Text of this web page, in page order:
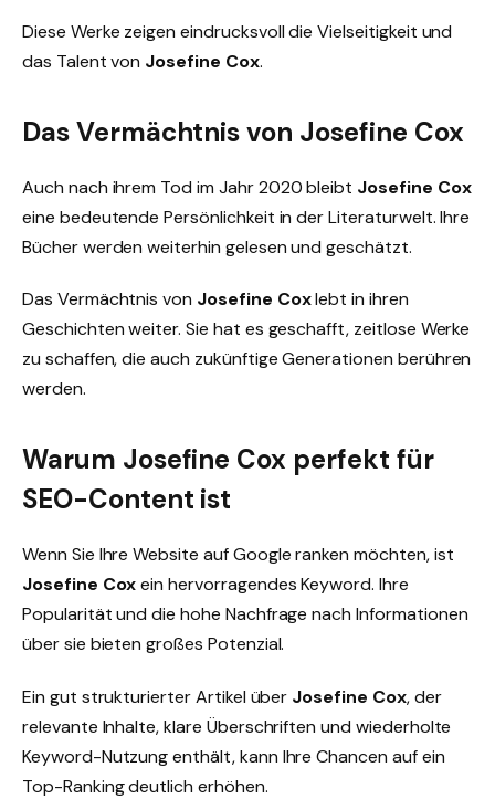
Diese Werke zeigen eindrucksvoll die Vielseitigkeit und
das Talent von Josefine Cox.
Das Vermächtnis von Josefine Cox
Auch nach ihrem Tod im Jahr 2020 bleibt Josefine Cox
eine bedeutende Persönlichkeit in der Literaturwelt. Ihre
Bücher werden weiterhin gelesen und geschätzt.
Das Vermächtnis von Josefine Coxlebt in ihren
Geschichten weiter. Sie hat es geschafft, zeitlose Werke
zu schaffen, die auch zukünftige Generationen berühren
werden.
Warum Josefine Cox perfekt für
SEO-Content ist
Wenn Sie Ihre Website auf Google ranken möchten, ist
Josefine Coxein hervorragendes Keyword. Ihre
Popularität und die hohe Nachfrage nach Informationen
über sie bieten großes Potenzial.
Ein gut strukturierter Artikel über Josefine Cox, der
relevante Inhalte, klare Überschriften und wiederholte
Keyword-Nutzung enthält, kann Ihre Chancen auf ein
Top-Ranking deutlich erhöhen.